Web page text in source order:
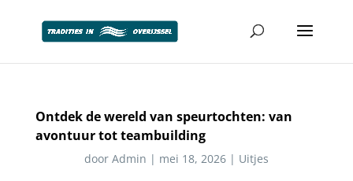
Ontdek de wereld van speurtochten: van
avontuur tot teambuilding
door Admin | mei 18, 2026| Uitjes